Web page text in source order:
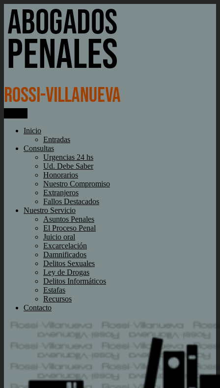
contenido
Rossi-Villanueva
Abogados penales
Inicio
Entradas
Consultas
Urgencias 24 hs
Ud. Debe Saber
Honorarios
Nuestro Compromiso
Extranjeros
Fallos Destacados
Nuestro Servicio
Asuntos Penales
El Proceso Penal
Juicio oral
Excarcelación
Damnificados
Delitos Sexuales
Ley de Drogas
Delitos Informáticos
Estafas
Recursos
Contacto